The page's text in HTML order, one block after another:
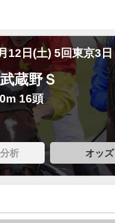
12日(土) 5回東京3日
蔵野Ｓ
16頭
析 オッズ